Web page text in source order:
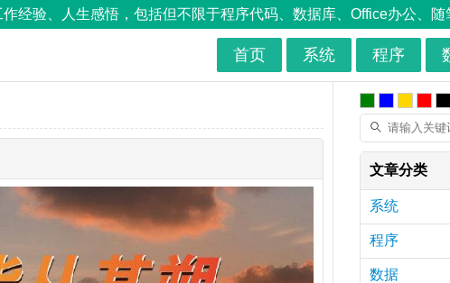
经验、人生感悟，包括但不限于程序代码、数据库、Office办公、随
首页 系统 程序
文章分类
系统
程序
数据